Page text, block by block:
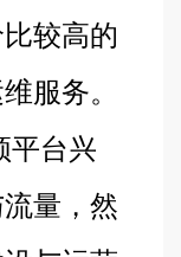
较高的
服务。
台兴
量，然